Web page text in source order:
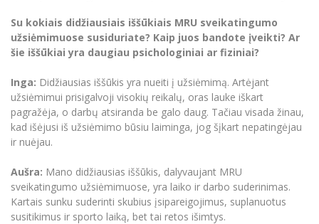
Su kokiais didžiausiais iššūkiais MRU sveikatingumo
užsiėmimuose susiduriate? Kaip juos bandote įveikti? Ar
šie iššūkiai yra daugiau psichologiniai ar fiziniai?
Inga: Didžiausias iššūkis yra nueiti į užsiėmimą. Artėjant
užsiėmimui prisigalvoji visokių reikalų, oras lauke iškart
pagražėja, o darbų atsiranda be galo daug. Tačiau visada žinau,
kad išėjusi iš užsiėmimo būsiu laiminga, jog šįkart nepatingėjau
ir nuėjau.
Aušra: Mano didžiausias iššūkis, dalyvaujant MRU
sveikatingumo užsiėmimuose, yra laiko ir darbo suderinimas.
Kartais sunku suderinti skubius įsipareigojimus, suplanuotus
susitikimus ir sporto laiką, bet tai retos išimtys.